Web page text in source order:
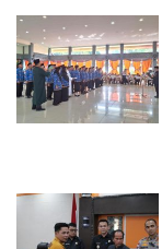
i
n
i
.
c